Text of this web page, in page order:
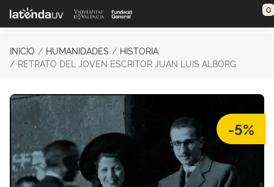
Saltar al contenido principal 0
INICIO HUMANIDADES
HISTORIA
RETRATO DEL JOVEN ESCRITOR JUAN LUIS ALBORG
-5%